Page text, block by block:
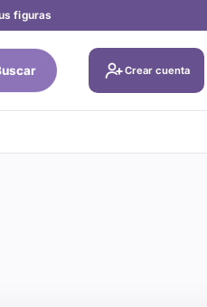
figuras
Crear cuenta